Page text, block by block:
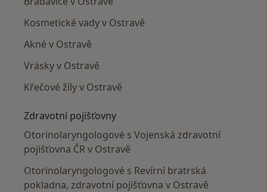
Kosmetické vady v Ostravě
Akné v Ostravě
Vrásky v Ostravě
Křečové žíly v Ostravě
Zdravotní pojišťovny
Otorinolaryngologové s Vojenská zdravotní
pojišťovna ČR v Ostravě
Otorinolaryngologové s Revírní bratrská
pokladna, zdravotní pojišťovna v Ostravě